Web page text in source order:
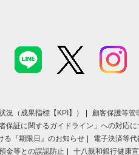
況（成果指標【KPI】） 顧客保護等管
者保証に関するガイドライン」への対応に
る『期限日』のお知らせ
電子決済等
金等との誤認防止 十八親和銀行健康